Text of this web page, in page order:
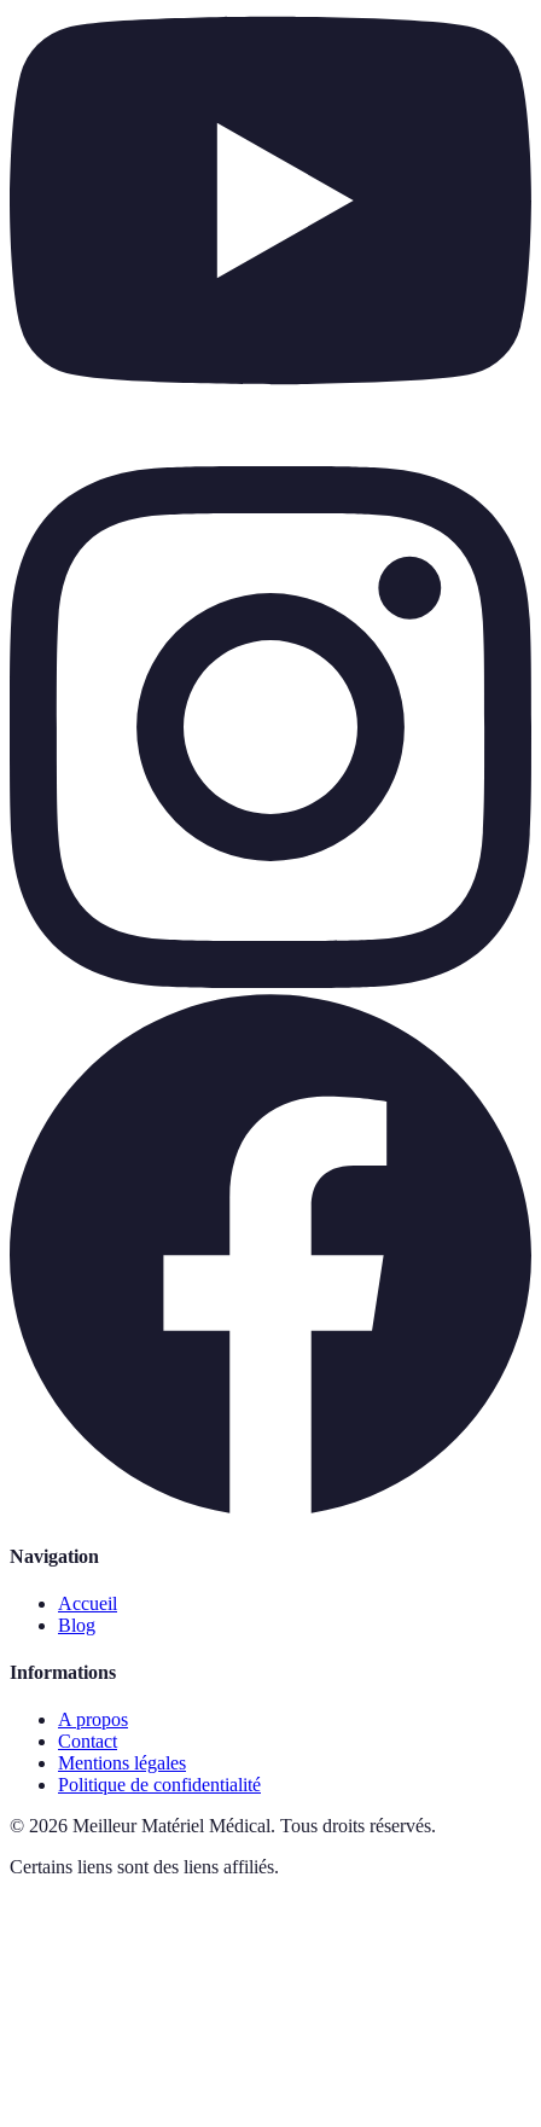
Navigation
Accueil
Blog
Informations
A propos
Contact
Mentions légales
Politique de confidentialité
© 2026 Meilleur Matériel Médical. Tous droits réservés.
Certains liens sont des liens affiliés.